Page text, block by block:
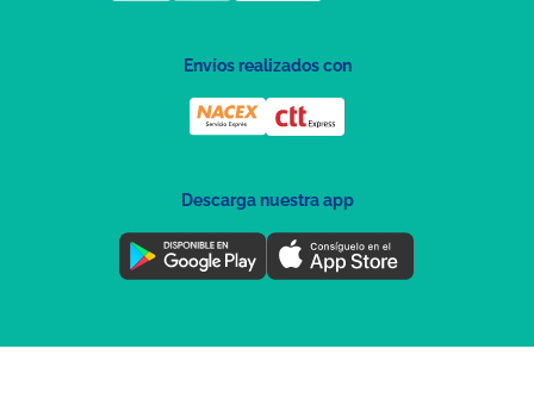
Envíos realizados con
Descarga nuestra app